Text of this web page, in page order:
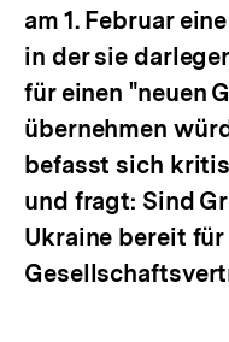
am 1. Februar
in der sie
für einen "neuen
übernehmen
befasst sich
und fragt: Sind
Ukraine bereit für